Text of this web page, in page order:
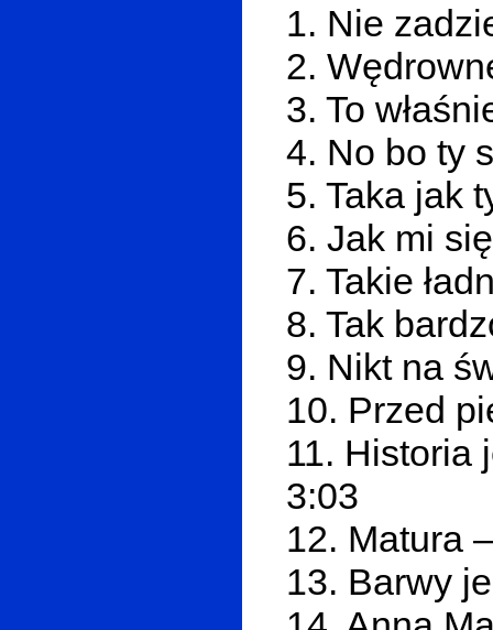
1. Nie
2.
3. To
4. No bo ty
5. Taka jak
6. Jak mi
7. Takie
8. Tak
9. Nikt na
10. Przed
11. Historia
3:03
12. Matura
13. Barwy